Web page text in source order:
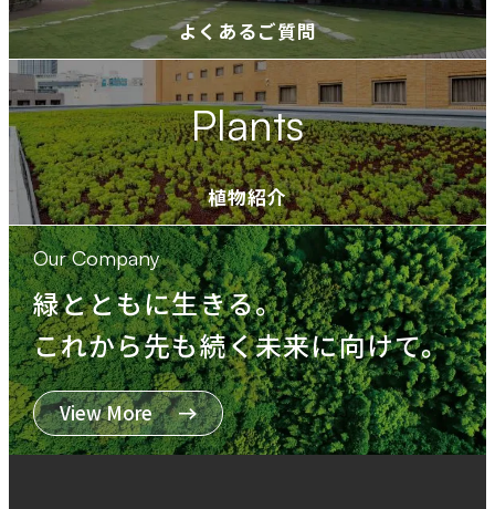
ウ
で
開
き
ま
す
よくあるご質問
Plants
植物紹介
Our Company
緑とともに生きる。
これから先も続く未来に向けて。
View More